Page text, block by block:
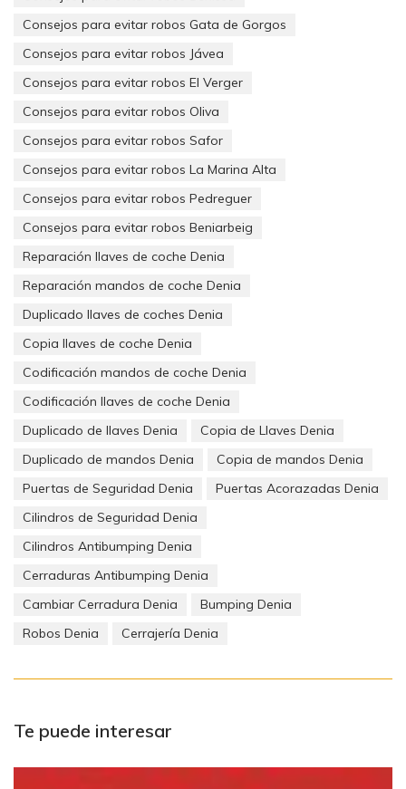
4 años (en ocasiones antes) y cuánto gastamos en una buena
cerradura.
Muchas gracias por leernos.
Consejos para evitar robos Gata de Gorgos
Consejos para evitar robos Jávea
Consejos para evitar robos El Verger
Consejos para evitar robos Oliva
Consejos para evitar robos Safor
Consejos para evitar robos La Marina Alta
Consejos para evitar robos Pedreguer
Consejos para evitar robos Beniarbeig
Reparación llaves de coche Denia
Reparación mandos de coche Denia
Duplicado llaves de coches Denia
Copia llaves de coche Denia
Codificación mandos de coche Denia
Codificación llaves de coche Denia
Duplicado de llaves Denia
Copia de Llaves Denia
Duplicado de mandos Denia
Copia de mandos Denia
Puertas de Seguridad Denia
Puertas Acorazadas Denia
Cilindros de Seguridad Denia
Cilindros Antibumping Denia
Cerraduras Antibumping Denia
Cambiar Cerradura Denia
Bumping Denia
Robos Denia
Cerrajería Denia
Te puede interesar